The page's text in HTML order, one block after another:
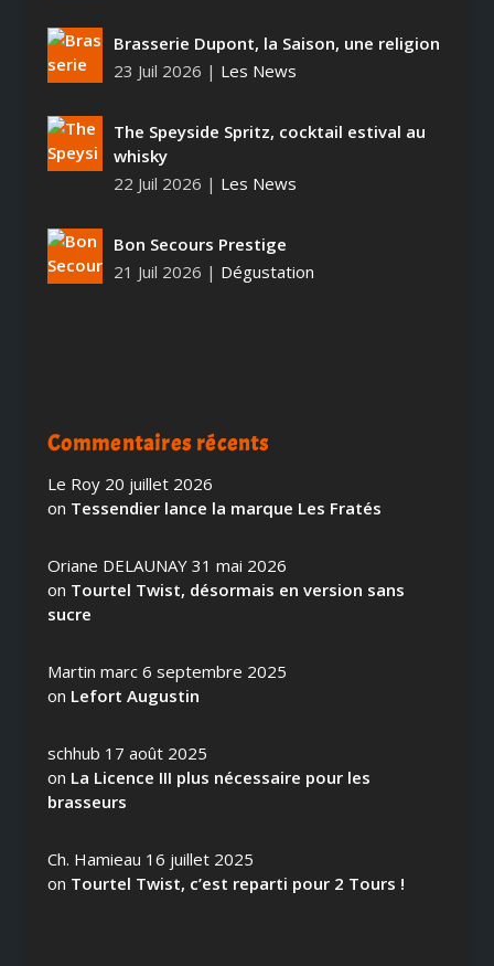
Brasserie Dupont, la Saison, une religion
23 Juil 2026 | Les News
The Speyside Spritz, cocktail estival au
whisky
22 Juil 2026 | Les News
Bon Secours Prestige
21 Juil 2026 | Dégustation
Commentaires récents
Le Roy 20 juillet 2026
on Tessendier lance la marque Les Fratés
Oriane DELAUNAY 31 mai 2026
on Tourtel Twist, désormais en version sans
sucre
Martin marc 6 septembre 2025
on Lefort Augustin
schhub 17 août 2025
on La Licence III plus nécessaire pour les
brasseurs
Ch. Hamieau 16 juillet 2025
on Tourtel Twist, c’est reparti pour 2 Tours !